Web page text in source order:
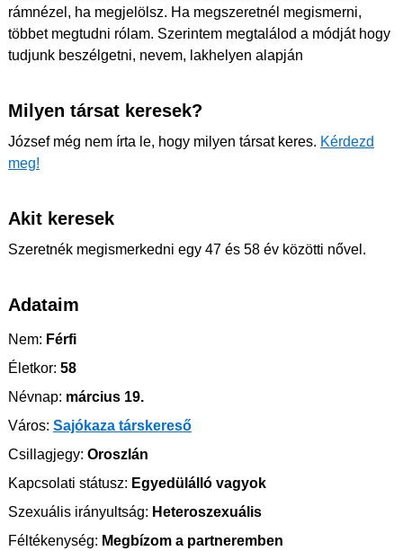
rámnézel, ha megjelölsz. Ha megszeretnél megismerni,
többet megtudni rólam. Szerintem megtalálod a módját hogy
tudjunk beszélgetni, nevem, lakhelyen alapján
Milyen társat keresek?
József még nem írta le, hogy milyen társat keres. Kérdezd
meg!
Akit keresek
Szeretnék megismerkedni egy 47 és 58 év közötti nővel.
Adataim
Nem: Férfi
Életkor: 58
Névnap: március 19.
Város: Sajókaza társkereső
Csillagjegy: Oroszlán
Kapcsolati státusz: Egyedülálló vagyok
Szexuális irányultság: Heteroszexuális
Féltékenység: Megbízom a partneremben